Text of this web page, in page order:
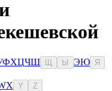
ФХЦЧШ Ы ЭЮ Я
X Y Z